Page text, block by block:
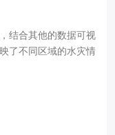
结合其他的数据可视
了不同区域的水灾情